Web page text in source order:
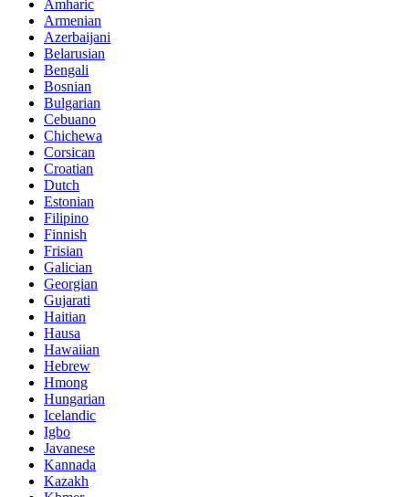
Amharic
Armenian
Azerbaijani
Belarusian
Bengali
Bosnian
Bulgarian
Cebuano
Chichewa
Corsican
Croatian
Dutch
Estonian
Filipino
Finnish
Frisian
Galician
Georgian
Gujarati
Haitian
Hausa
Hawaiian
Hebrew
Hmong
Hungarian
Icelandic
Igbo
Javanese
Kannada
Kazakh